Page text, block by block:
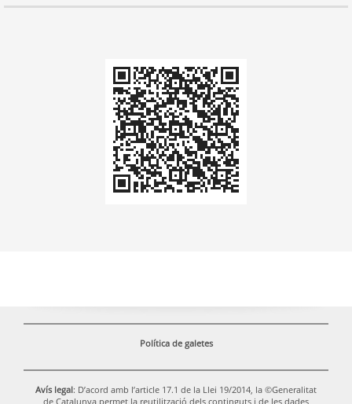
Política de galetes
Avís legal: D’acord amb l’article 17.1 de la Llei 19/2014, la ©Generalitat
de Catalunya permet la reutilització dels continguts i de les dades